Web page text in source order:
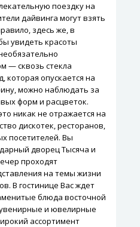
поездку на
дайвинга могут взять
здесь же, в
увидеть красоты
— сквозь стекла
которая опускается на
можно наблюдать за
форм и расцветок.
никак не отражается на
дискотек, ресторанов,
посетителей. Вы
дворец Тысяча и
проходят
на темы жизни
В гостинице Вас ждет
блюда восточной
и ювелирные
ассортимент